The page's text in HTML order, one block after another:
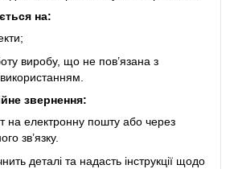
на:
виробу, що не пов’язана з
звернення:
на електронну пошту або через
зв’язку.
деталі та надасть інструкції щодо